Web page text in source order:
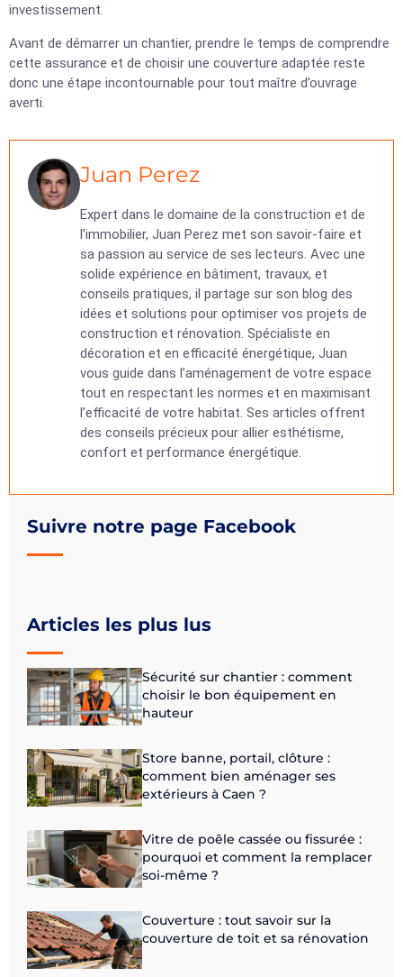
Suivre notre page Facebook
Articles les plus lus
Sécurité sur chantier : comment
choisir le bon équipement en
hauteur
Store banne, portail, clôture :
comment bien aménager ses
extérieurs à Caen ?
Vitre de poêle cassée ou fissurée :
pourquoi et comment la remplacer
soi-même ?
Couverture : tout savoir sur la
couverture de toit et sa rénovation
investissement.
Avant de démarrer un chantier, prendre le temps de comprendre
cette assurance et de choisir une couverture adaptée reste
donc une étape incontournable pour tout maître d’ouvrage
averti.
Juan Perez
Expert dans le domaine de la construction et de
l’immobilier, Juan Perez met son savoir-faire et
sa passion au service de ses lecteurs. Avec une
solide expérience en bâtiment, travaux, et
conseils pratiques, il partage sur son blog des
idées et solutions pour optimiser vos projets de
construction et rénovation. Spécialiste en
décoration et en efficacité énergétique, Juan
vous guide dans l’aménagement de votre espace
tout en respectant les normes et en maximisant
l’efficacité de votre habitat. Ses articles offrent
des conseils précieux pour allier esthétisme,
confort et performance énergétique.